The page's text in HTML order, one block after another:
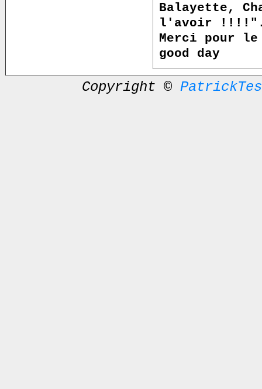
Balayette,
l'avoir
Merci pour le
good day
Copyright ©